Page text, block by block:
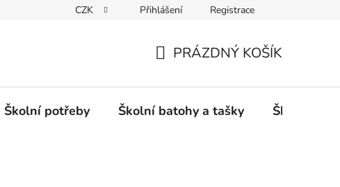
CZK Přihlášení Registrace
KOŠÍK
PRÁZDNÝ KOŠÍK
Školní potřeby Školní batohy a tašky Školní sety